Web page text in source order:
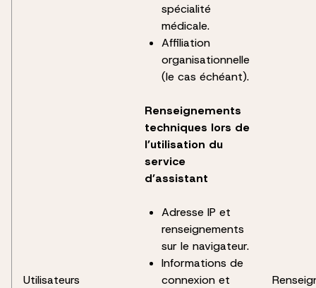
Utilisateurs
spécialité
médicale.
Affiliation
organisationnelle
(le cas échéant).
Renseignements
techniques lors de
l’utilisation du
service
d’assistant
Adresse IP et
renseignements
sur le navigateur.
Informations de
connexion et